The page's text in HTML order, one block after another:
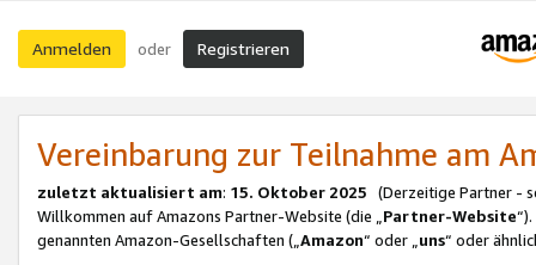
Anmelden oder Registrieren
Vereinbarung zur Teilnahme am
zuletzt aktualisiert am: 15. Oktober 2025 (Derzeitige Partner -
Willkommen auf Amazons Partner-Website (die „Partner-Website
genannten Amazon-Gesellschaften („Amazon“ oder „uns“ oder